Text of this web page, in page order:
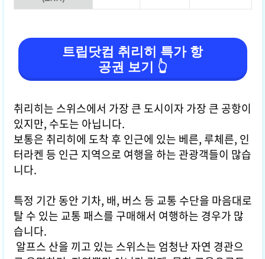
트립닷컴 취리히 특가 항
공권 보기 👆
취리히는 스위스에서 가장 큰 도시이자 가장 큰 공항이
있지만, 수도는 아닙니다.
보통은 취리히에 도착 후 인근에 있는 베른, 루체른, 인
터라켄 등 인근 지역으로 여행을 하는 관광객들이 많습
니다.
특정 기간 동안 기차, 배, 버스 등 교통 수단을 마음대로
탈 수 있는 교통 패스를 구매해서 여행하는 경우가 많
습니다.
알프스 산을 끼고 있는 스위스는 엄청난 자연 경관으